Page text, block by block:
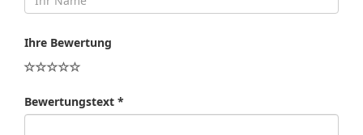
Ihre Bewertung
Bewertungstext *